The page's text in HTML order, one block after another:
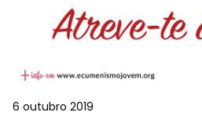
6 outubro 2019